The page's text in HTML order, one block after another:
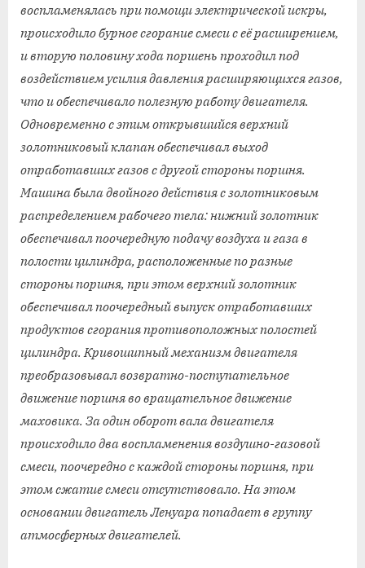
воспламенялась при помощи электрической искры,
происходило бурное сгорание смеси с её расширением,
и вторую половину хода поршень проходил под
воздействием усилия давления расширяющихся газов,
что и обеспечивало полезную работу двигателя.
Одновременно с этим открывшийся верхний
золотниковый клапан обеспечивал выход
отработавших газов с другой стороны поршня.
Машина была двойного действия с золотниковым
распределением рабочего тела: нижний золотник
обеспечивал поочередную подачу воздуха и газа в
полости цилиндра, расположенные по разные
стороны поршня, при этом верхний золотник
обеспечивал поочередный выпуск отработавших
продуктов сгорания противоположных полостей
цилиндра. Кривошипный механизм двигателя
преобразовывал возвратно-поступательное
движение поршня во вращательное движение
маховика. За один оборот вала двигателя
происходило два воспламенения воздушно-газовой
смеси, поочередно с каждой стороны поршня, при
этом сжатие смеси отсутствовало. На этом
основании двигатель Ленуара попадает в группу
атмосферных двигателей.